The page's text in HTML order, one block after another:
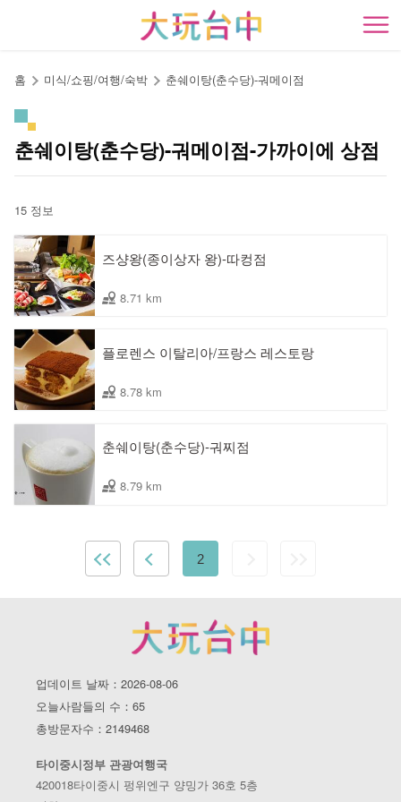
開
홈 미식/쇼핑/여행/숙박 춘쉐이탕(춘수당)-궈메이점
춘쉐이탕(춘수당)-궈메이점-가까이에 상점
15 정보
즈샹왕(종이상자 왕)-따컹점
8.71 km
플로렌스 이탈리아/프랑스 레스토랑
8.78 km
춘쉐이탕(춘수당)-궈찌점
8.79 km
2
업데이트 날짜：2026-08-06
오늘사람들의 수：65
총방문자수：2149468
타이중시정부 관광여행국
420018타이중시 펑위엔구 양밍가 36호 5층